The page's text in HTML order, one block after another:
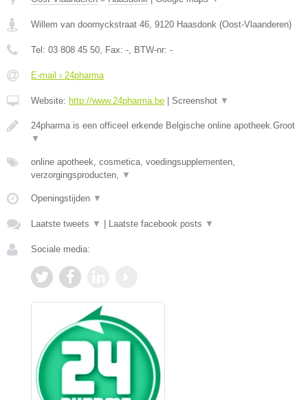
Willem van doornyckstraat 46, 9120 Haasdonk (Oost-Vlaanderen)
Tel: 03 808 45 50, Fax: -, BTW-nr: -
E-mail › 24pharma
Website: http://www.24pharma.be Screenshot ▼
24pharma is een officeel erkende Belgische online apotheek.Groot
▼
online apotheek, cosmetica, voedingsupplementen,
verzorgingsproducten, ▼
Openingstijden ▼
Laatste tweets ▼ Laatste facebook posts ▼
Sociale media: